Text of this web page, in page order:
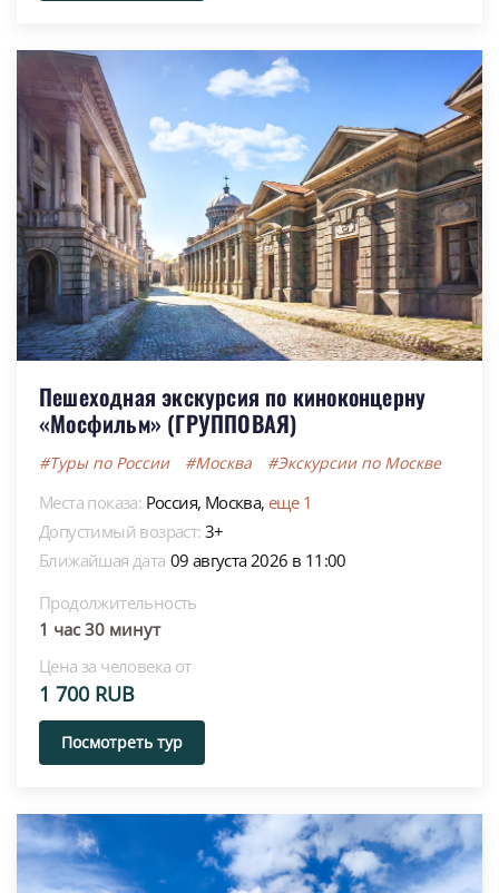
Пешеходная экскурсия по киноконцерну
«Мосфильм» (ГРУППОВАЯ)
#Туры по России #Москва #Экскурсии по Москве
Места показа: Россия, Москва,еще 1
Допустимый возраст: 3+
Ближайшая дата 09 августа 2026 в 11:00
Продолжительность
1 час 30 минут
Цена за человека от
1 700 RUB
Посмотреть тур